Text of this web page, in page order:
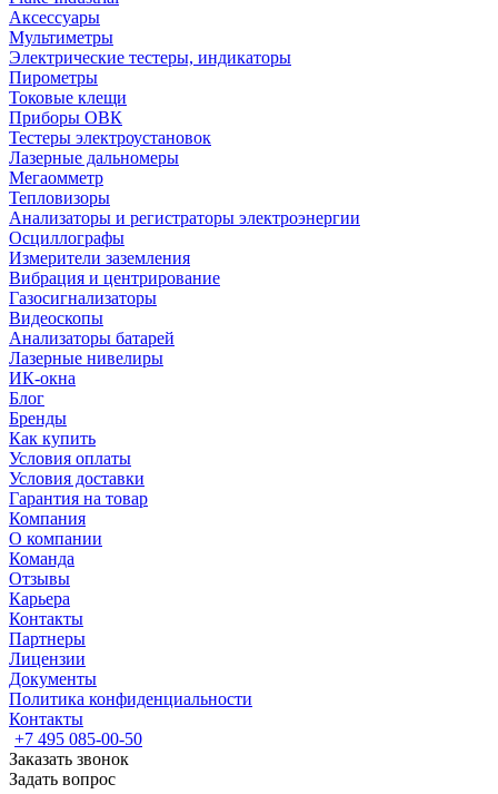
Аксессуары
Мультиметры
Электрические тестеры, индикаторы
Пирометры
Токовые клещи
Приборы ОВК
Тестеры электроустановок
Лазерные дальномеры
Мегаомметр
Тепловизоры
Анализаторы и регистраторы электроэнергии
Осциллографы
Измерители заземления
Вибрация и центрирование
Газосигнализаторы
Видеоскопы
Анализаторы батарей
Лазерные нивелиры
ИК-окна
Блог
Бренды
Как купить
Условия оплаты
Условия доставки
Гарантия на товар
Компания
О компании
Команда
Отзывы
Карьера
Контакты
Партнеры
Лицензии
Документы
Политика конфиденциальности
Контакты
+7 495 085-00-50
Заказать звонок
Задать вопрос